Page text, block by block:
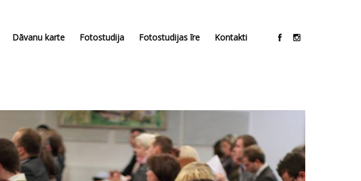
Dāvanu karte Fotostudija Fotostudijas īre Kontakti